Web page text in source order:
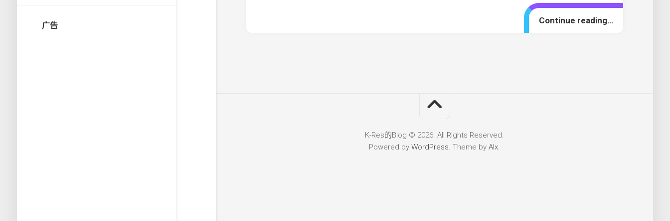
广告
Continue reading…
K-Res的Blog © 2026. All Rights Reserved.
Powered byWordPress. Theme byAlx.